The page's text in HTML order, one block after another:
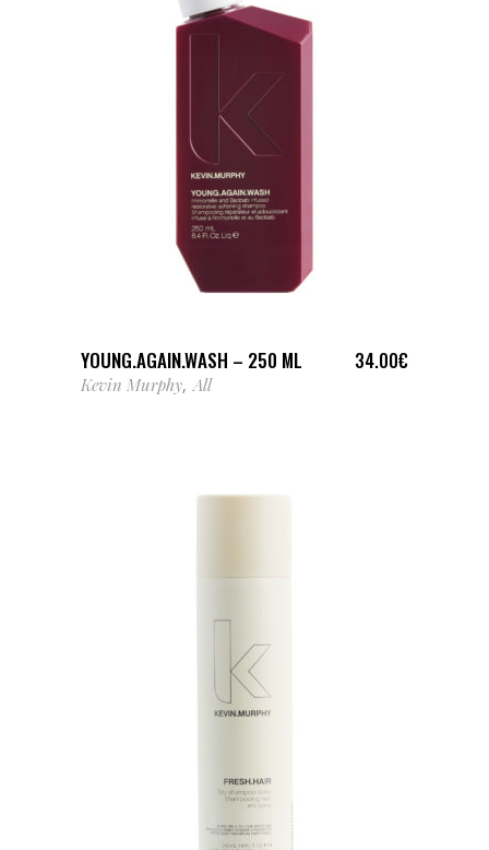
AJOUTER AU PANIER
YOUNG.AGAIN.WASH – 250 ML 34.00€
Kevin Murphy,All